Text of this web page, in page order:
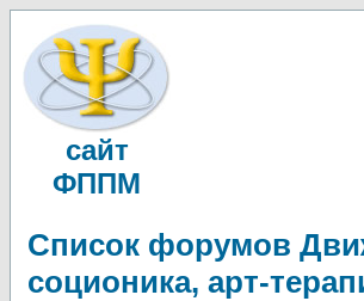
сайт
ФППМ
Список форумов
соционика, арт-